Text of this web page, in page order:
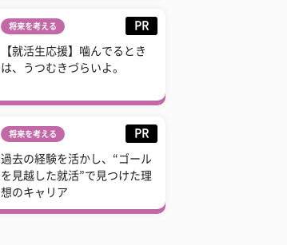
将来を考える PR
【就活生応援】噛んでるとき
は、うつむきづらいよ。
将来を考える PR
過去の経験を活かし、“ゴール
を見越した就活”で見つけた理
想のキャリア